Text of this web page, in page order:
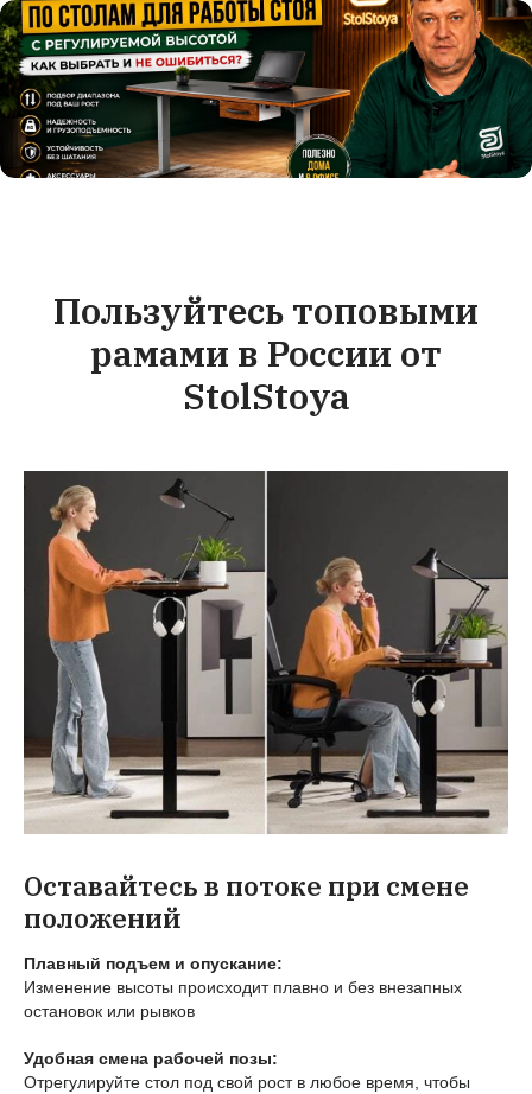
Пользуйтесь топовыми
рамами в России от
StolStoya
Оставайтесь в потоке при смене
положений
Плавный подъем и опускание:
Изменение высоты происходит плавно и без внезапных
остановок или рывков
Удобная смена рабочей позы:
Отрегулируйте стол под свой рост в любое время, чтобы